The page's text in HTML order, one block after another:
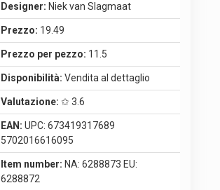
Designer: Niek van Slagmaat
Prezzo: 19.49
Prezzo per pezzo: 11.5
Disponibilità: Vendita al dettaglio
Valutazione: ✩ 3.6
EAN: UPC: 673419317689
5702016616095
Item number: NA: 6288873 EU:
6288872